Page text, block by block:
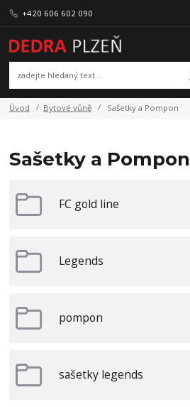
+420 606 602 090
Úvod Bytové vůně Sašetky a Pompon
Sašetky a Pompon
FC gold line
Legends
pompon
sašetky legends